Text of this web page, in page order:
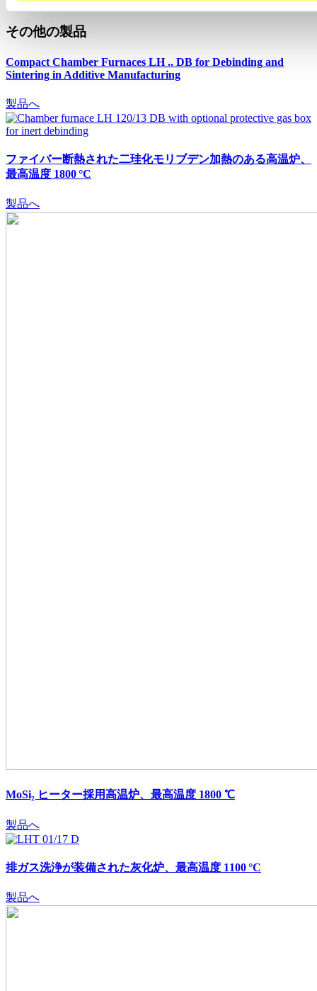
その他の製品
Compact Chamber Furnaces LH .. DB for Debinding and
Sintering in Additive Manufacturing
製品へ
ファイバー断熱された二珪化モリブデン加熱のある高温炉、
最高温度 1800 °C
製品へ
MoSi₂ ヒーター採用高温炉、最高温度 1800 ℃
製品へ
排ガス洗浄が装備された灰化炉、最高温度 1100 °C
製品へ